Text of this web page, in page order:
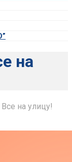
на
на улицу!